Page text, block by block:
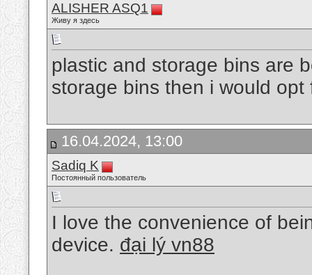
ALISHER ASQ1
Живу я здесь
plastic and storage bins are
storage bins then i would
16.04.2024, 13:00
Sadiq K
Постоянный пользователь
I love the convenience of
device. đại lý vn88